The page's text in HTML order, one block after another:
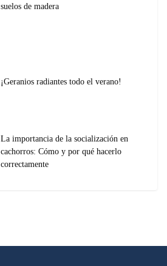
suelos de madera
¡Geranios radiantes todo el verano!
La importancia de la socialización en
cachorros: Cómo y por qué hacerlo
correctamente